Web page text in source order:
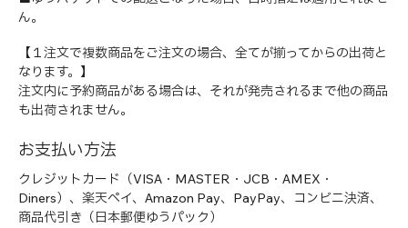
ん。
【１注文で複数商品をご注文の場合、全てが揃ってからの出荷と
なります。】
注文内に予約商品がある場合は、それが発売されるまで他の商品
も出荷されません。
お支払い方法
クレジットカード（VISA・MASTER・JCB・AMEX・
Diners）、楽天ペイ、Amazon Pay、PayPay、コンビニ決済、
商品代引き（日本郵便ゆうパック）